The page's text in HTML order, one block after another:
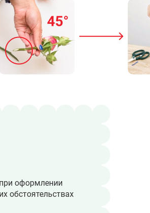
оформлении
обстоятельствах